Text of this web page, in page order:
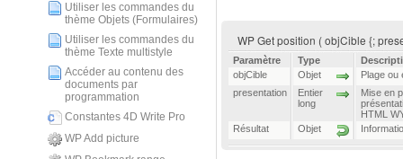
Utiliser les commandes du
thème Objets (Formulaires)
Utiliser les commandes du
thème Texte multistyle
Accéder au contenu des
documents par
programmation
Constantes 4D Write Pro
WP Add picture
WP Get position ( objCible {;
Paramètre Type
objCible
Objet
Plage ou
presentation
Entier
long
Mise en
HTML
Résultat
Objet